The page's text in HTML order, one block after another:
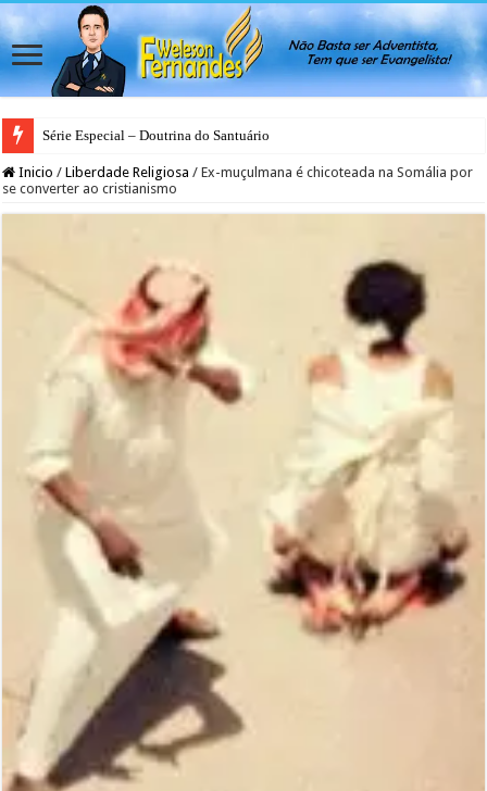
Série Especial – Doutrina do Santuário
Inicio / Liberdade Religiosa / Ex-muçulmana é chicoteada na Somália por
se converter ao cristianismo